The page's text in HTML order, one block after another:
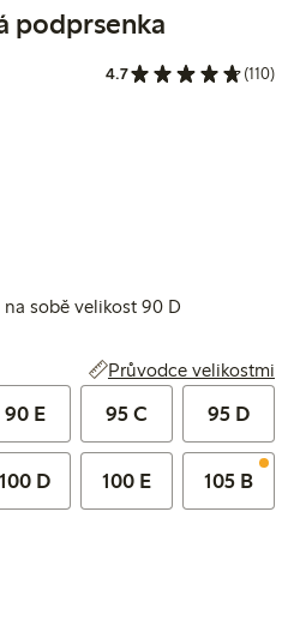
podprsenka
4.7 (110)
sobě velikost 90 D
Průvodce velikostmi
90 E 95 C 95 D
100 D 100 E 105 B